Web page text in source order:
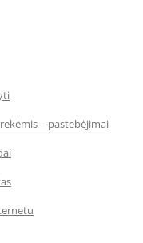
– pastebėjimai